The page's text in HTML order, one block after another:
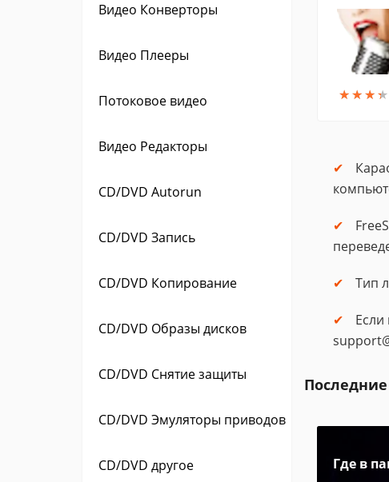
Видео Конверторы
Видео Плееры
Потоковое видео
Видео Редакторы
CD/DVD Autorun
CD/DVD Запись
CD/DVD Копирование
CD/DVD Образы дисков
CD/DVD Снятие защиты
CD/DVD Эмуляторы приводов
CD/DVD другое
★★★★
★★★★
Тип
Последние
Где в